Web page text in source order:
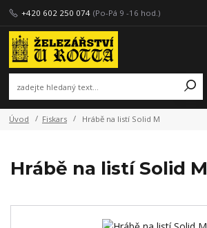
+420 602 250 074 (Po-Pá 9 -16 hod.)
Úvod Fiskars Hrábě na listí Solid M
Hrábě na listí Solid M